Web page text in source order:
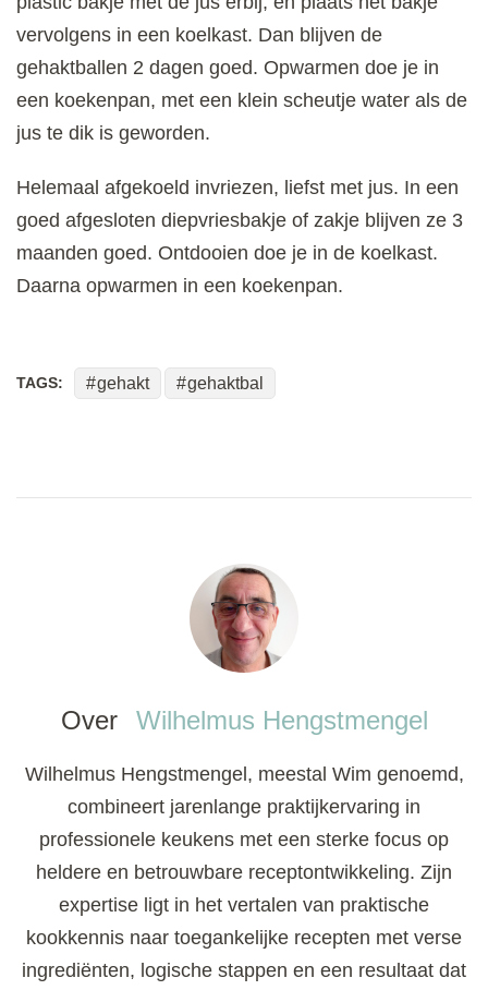
vervolgens in een koelkast. Dan blijven de
gehaktballen 2 dagen goed. Opwarmen doe je in
een koekenpan, met een klein scheutje water als de
jus te dik is geworden.
Helemaal afgekoeld invriezen, liefst met jus. In een
goed afgesloten diepvriesbakje of zakje blijven ze 3
maanden goed. Ontdooien doe je in de koelkast.
Daarna opwarmen in een koekenpan.
TAGS: gehakt gehaktbal
Over Wilhelmus Hengstmengel
Wilhelmus Hengstmengel, meestal Wim genoemd,
combineert jarenlange praktijkervaring in
professionele keukens met een sterke focus op
heldere en betrouwbare receptontwikkeling. Zijn
expertise ligt in het vertalen van praktische
kookkennis naar toegankelijke recepten met verse
ingrediënten, logische stappen en een resultaat dat